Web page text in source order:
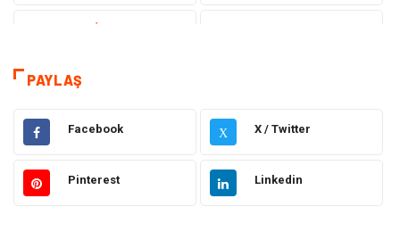
Eğitim & Kariyer
Hukuk Moda
Gündem Elektronik
PAYLAŞ
Facebook X X / Twitter
Pinterest Linkedin